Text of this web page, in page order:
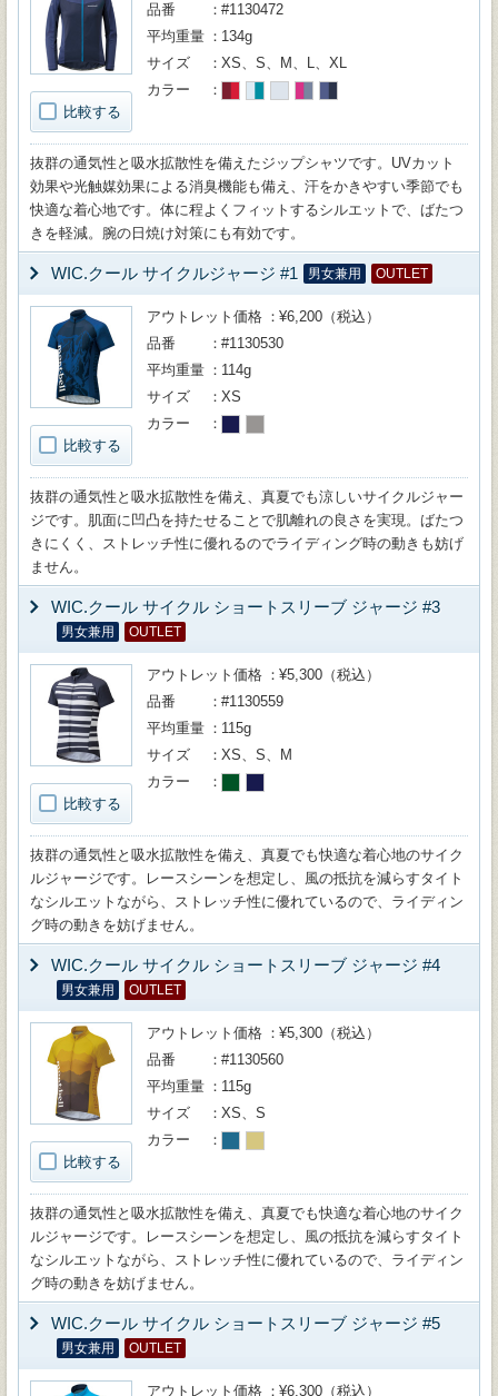
比較する
品番
#1130472
平均重量
134g
サイズ
XS、S、M、L、XL
カラー
抜群の通気性と吸水拡散性を備えたジップシャツです。UVカット
効果や光触媒効果による消臭機能も備え、汗をかきやすい季節でも
快適な着心地です。体に程よくフィットするシルエットで、ばたつ
きを軽減。腕の日焼け対策にも有効です。
WIC.クール サイクルジャージ #1 男女兼用 OUTLET
比較する
アウトレット価格
¥6,200（税込）
品番
#1130530
平均重量
114g
サイズ
XS
カラー
抜群の通気性と吸水拡散性を備え、真夏でも涼しいサイクルジャー
ジです。肌面に凹凸を持たせることで肌離れの良さを実現。ばたつ
きにくく、ストレッチ性に優れるのでライディング時の動きも妨げ
ません。
WIC.クール サイクル ショートスリーブ ジャージ #3
男女兼用 OUTLET
比較する
アウトレット価格
¥5,300（税込）
品番
#1130559
平均重量
115g
サイズ
XS、S、M
カラー
抜群の通気性と吸水拡散性を備え、真夏でも快適な着心地のサイク
ルジャージです。レースシーンを想定し、風の抵抗を減らすタイト
なシルエットながら、ストレッチ性に優れているので、ライディン
グ時の動きを妨げません。
WIC.クール サイクル ショートスリーブ ジャージ #4
男女兼用 OUTLET
比較する
アウトレット価格
¥5,300（税込）
品番
#1130560
平均重量
115g
サイズ
XS、S
カラー
抜群の通気性と吸水拡散性を備え、真夏でも快適な着心地のサイク
ルジャージです。レースシーンを想定し、風の抵抗を減らすタイト
なシルエットながら、ストレッチ性に優れているので、ライディン
グ時の動きを妨げません。
WIC.クール サイクル ショートスリーブ ジャージ #5
男女兼用 OUTLET
アウトレット価格 ¥6,300（税込）